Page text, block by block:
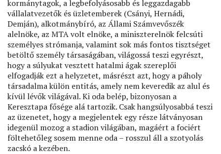
kormánytagok, a legbefolyásosabb és leggazdagabb
vállalatvezetők és üzletemberek (Csányi, Hernádi,
Demján), alkotmánybíró, az Állami Számvevőszék
alelnöke, az MTA volt elnöke, a miniszterelnök felcsúti
személyes strómanja, valamint sok más fontos tisztséget
betöltő személy társaságában, világossá teszi egyrészt,
hogy a súlyukat vesztett hatalmi ágak szereplői
elfogadják ezt a helyzetet, másrészt azt, hogy a páholy
társadalma külön entitás, amely nem keveredik az alul és
kívül lévők világával. Ki oda belép, bizonyosan a
Keresztapa fősége alá tartozik. Csak hangsúlyosabbá teszi
az üzenetet, hogy a megjelentek egy része látványosan
idegenül mozog a stadion világában, magáért a fociért
föltehetőleg sosem menne oda – rosszul áll a szotyolás
zacskó a kezében.